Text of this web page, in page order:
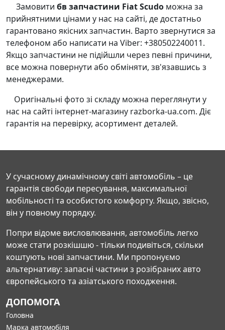
Замовити бв запчастини Fiat Scudo можна за
прийнятними цінами у нас на сайті, де достатньо
гарантовано якісних запчастин. Варто звернутися за
телефоном або написати на Viber: +380502240011.
Якщо запчастини не підійшли через певні причини,
все можна повернути або обміняти, зв'язавшись з
менеджерами.
Оригінальні фото зі складу можна переглянути у
нас на сайті інтернет-магазину razborka-ua.com. Діє
гарантія на перевірку, асортимент деталей.
У сучасному динамічному світі автомобіль – це
гарантія свободи пересування, максимальної
мобільності та особистого комфорту. Якщо, звісно,
він у повному порядку.
Попри відоме висловлювання, автомобіль легко
може стати розкішшю - тільки подивіться, скільки
коштують нові запчастини. Ми пропонуємо
альтернативу: запасні частини з розібраних авто
європейського та азіатського походження.
ДОПОМОГА
Головна
Марка автомобіля